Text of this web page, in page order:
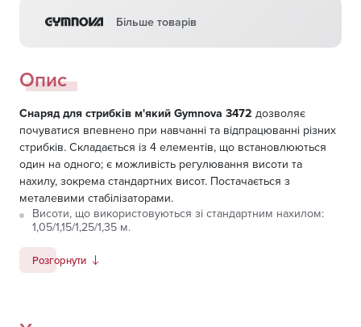
Більше товарів
Опис
Снаряд для стрибків м'який Gymnova 3472 дозволяє
почуватися впевнено при навчанні та відпрацюванні різних
стрибків. Складається із 4 елементів, що встановлюються
один на одного; є можливість регулювання висоти та
нахилу, зокрема стандартних висот. Постачається з
металевими стабілізаторами.
Висоти, що використовуються зі стандартним нахилом:
1,05/1,15/1,25/1,35 м.
0,85/0,95/1,05/1,15 м.
Розгорнути